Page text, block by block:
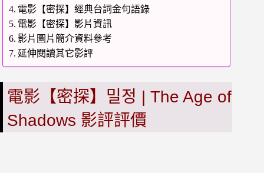
電影【密探】經典台詞金句語錄
電影【密探】影片資訊
影片圖片簡介資料參考
延伸閱讀其它影評
電影【密探】밀정 | The Age of
Shadows 影評評價